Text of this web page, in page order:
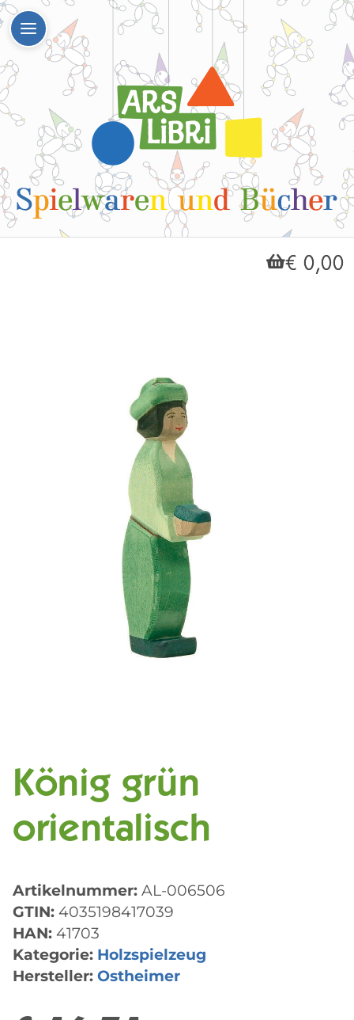
€ 0,00
König grün
orientalisch
Artikelnummer: AL-006506
GTIN: 4035198417039
HAN: 41703
Kategorie: Holzspielzeug
Hersteller: Ostheimer